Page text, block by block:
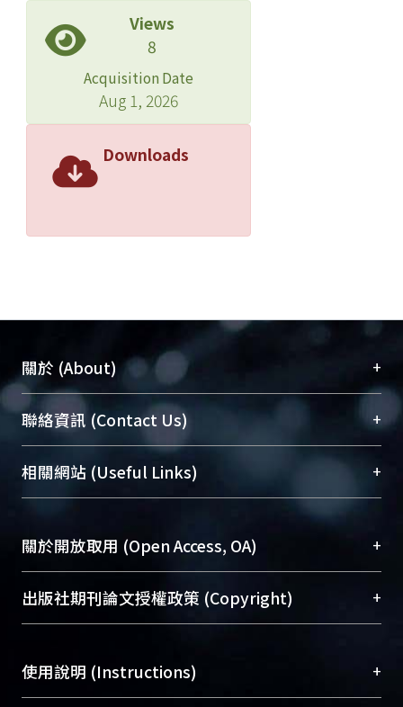
Views
8
Acquisition Date
Aug 1, 2026
Downloads
關於 (About) +
臺大位居世界頂尖大學之列，為永久珍藏及向國際
展現本校豐碩的研究成果及學術能量，圖書館整合
機構典藏（NTUR）與學術庫（AH）不同功能平
台，成為臺大學術典藏NTU scholars。期能整合研
究能量、促進交流合作、保存學術產出、推廣研究
成果。
To permanently archive and promote researcher
profiles and scholarly works, Library integrates the
services of “NTU Repository” with “Academic
聯絡資訊 (Contact Us) +
總館學科館員(Main Library)
醫學圖書館學科館員(Medical Library)
(Social
Sciences Library)
相關網站 (Useful Links) +
關於開放取用 (Open Access, OA) +
開放取用是從使用者角度提升資訊取用性的社會運
動，應用在學術研究上是透過將研究著作公開供使
用逐年攀升。同時可加速研究發展、提升研究影響
出版社期刊論文授權政策 (Copyright) +
含部分內容的版權非匯入者所有，或由第三方贊
助與合作完成，請確認該版權所有者及第三方同
使用說明 (Instructions) +